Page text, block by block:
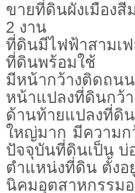
ขายที่ดินผังเมืองสี
2 งาน
ที่ดินมีไฟฟ้าสามเ
ที่ดินพร้อมใช้
มีหน้ากว้างติดถ
หน้าแปลงที่ดินกว้า
ด้านท้ายแปลงที่
ใหญ่มาก มีความก
ปัจจุบันที่ดินเป็น บ่
ตำแหน่งที่ดิน ตั้งอ
นิคมอุตสาหกรร